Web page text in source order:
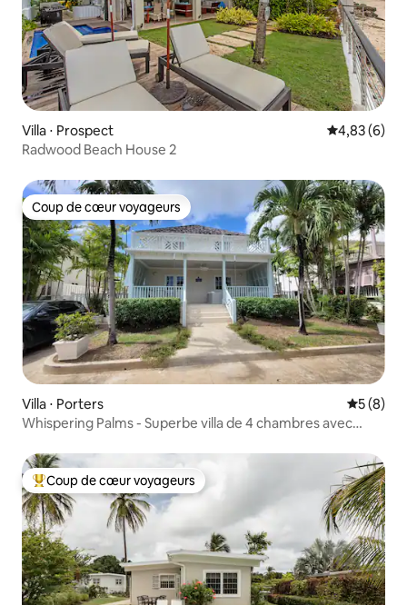
Villa ⋅ Prospect Évaluation
4,83 (6)
Radwood Beach House 2
Coup de cœur voyageurs
Coup de cœur voyageurs
Villa ⋅ Porters
5 (8)
Whispering Palms - Superbe villa de 4 chambres avec
Coups de cœur voyageurs les plus appréciés
Coup de cœur voyageurs